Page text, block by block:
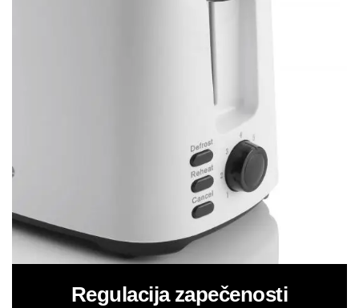
Regulacija zapečenosti